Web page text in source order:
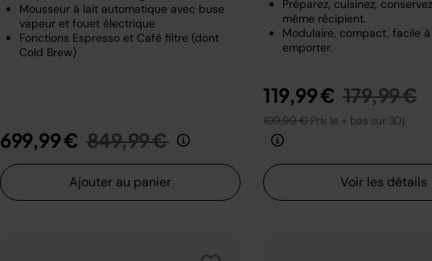
Mousseur à lait automatique avec buse
vapeur et fouet électrique
Fonctions Espresso et Café filtre (dont
Cold Brew)
699,99 € Prix réduit de
849,99 €au
Ajouter au panier
Préparez, cuisinez,
même récipient.
Modulaire, compact, facile
emporter.
119,99 € Prix réduit
179,99 €au
109,99 €Prix le + bas sur 30j
Voir les détails